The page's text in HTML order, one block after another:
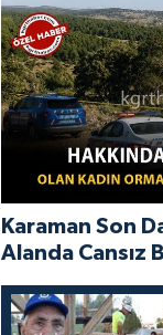
Karaman Son
Alanda Cansız